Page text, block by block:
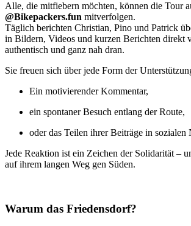
Alle, die mitfiebern möchten, können die Tour
@Bikepackers.fun mitverfolgen.
Täglich berichten Christian, Pino und Patrick
in Bildern, Videos und kurzen Berichten direkt
authentisch und ganz nah dran.
Sie freuen sich über jede Form der
Ein motivierender Kommentar,
ein spontaner Besuch entlang der Route,
oder das Teilen ihrer Beiträge in sozialen
Jede Reaktion ist ein Zeichen der Solidarität –
auf ihrem langen Weg gen Süden.
Warum das Friedensdorf?